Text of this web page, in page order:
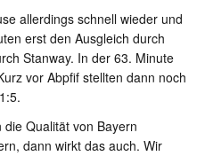
allerdings schnell wieder und
erst den Ausgleich durch
Stanway. In der 63. Minute
vor Abpfif stellten dann noch
Qualität von Bayern
dann wirkt das auch. Wir